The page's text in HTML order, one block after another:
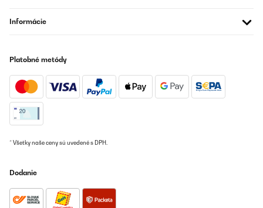
Informácie
Platobné metódy
* Všetky naše ceny sú uvedené s DPH.
Dodanie